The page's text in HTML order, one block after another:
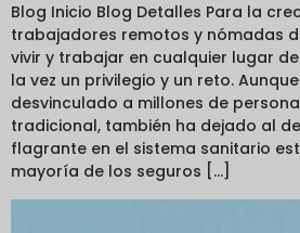
Blog Inicio Blog Detalles Para la
trabajadores remotos y nómadas
vivir y trabajar en cualquier lugar
la vez un privilegio y un reto.
desvinculado a millones de
tradicional, también ha dejado al
flagrante en el sistema sanitario
mayoría de los seguros [...]